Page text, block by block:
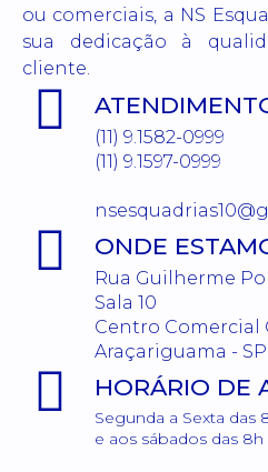
ou comerciais, a NS
sua dedicação à
cliente.
(11) 9.1582-0999
(11) 9.1597-0999
ONDE
Rua Guilherme
Sala 10
Centro Comercial
Araçariguama -
HORÁRIO DE
Segunda a Sexta das
e aos sábados das 8h